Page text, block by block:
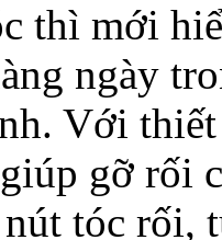
thì mới
ngày
Với
gỡ rối
tóc